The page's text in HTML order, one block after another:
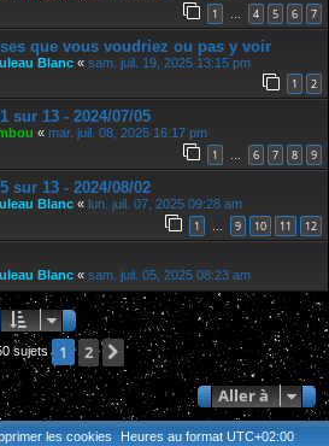
1 … 4 5 6 7
que vous voudriez ou pas y voir
Blanc « sam. juil. 19, 2025 13:15 pm
1 2
sur 13 - 2024/07/05
« mar. juil. 08, 2025 16:17 pm
1 … 6 7 8 9
sur 13 - 2024/08/02
Blanc « lun. juil. 07, 2025 09:28 am
1 … 9 10 11 12
Blanc « sam. juil. 05, 2025 08:23 am
sujets 1 2
Suivante
Aller à
Heures au format UTC+02:00
les cookies